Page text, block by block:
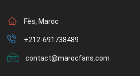
Fès, Maroc
+212-691738489
contact@marocfans.com